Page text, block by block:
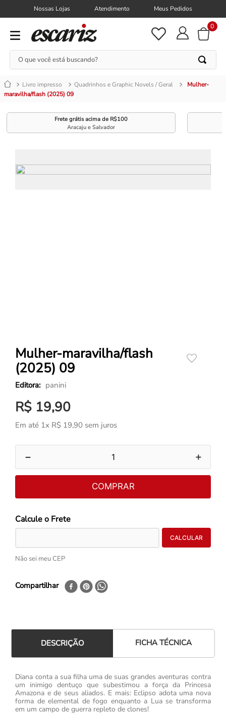
Nossas Lojas Atendimento Meus Pedidos
0
O que você está buscando?
Livro impresso Quadrinhos e Graphic Novels / Geral
Mulher-
maravilha/flash (2025) 09
Frete grátis acima de R$100
Aracaju e Salvador
Mulher-maravilha/flash
(2025) 09
panini
R$ 19,90
Em até 1x R$ 19,90 sem juros
＋
－
COMPRAR
Não sei meu CEP
Compartilhar
DESCRIÇÃO FICHA TÉCNICA
Diana conta a sua filha uma de suas grandes aventuras contra
um inimigo dentuço que subestimou a força da Princesa
Amazona e de seus aliados. E mais: Eclipso adota uma nova
forma de elemental de fogo enquanto a Lua se transforma
em um campo de guerra repleto de clones!